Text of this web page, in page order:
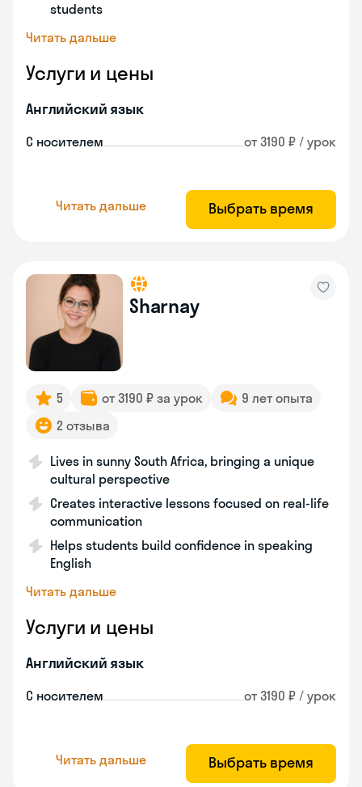
students
Читать дальше
Услуги и цены
Английский язык
С носителем от 3190 ₽ / урок
Читать дальше Выбрать время
Sharnay
5 от 3190 ₽ за урок
9 лет опыта
2 отзыва
Lives in sunny South Africa, bringing a unique
cultural perspective
Creates interactive lessons focused on real-life
communication
Helps students build confidence in speaking
English
Читать дальше
Услуги и цены
Английский язык
С носителем от 3190 ₽ / урок
Читать дальше Выбрать время